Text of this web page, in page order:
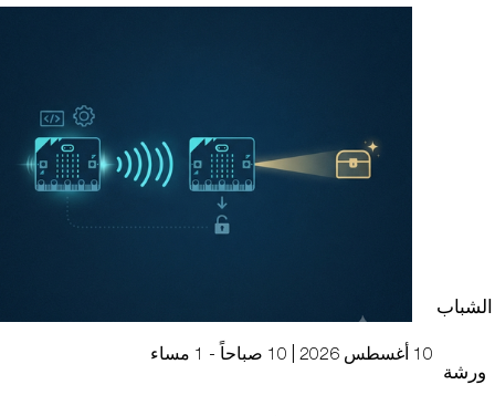
الشباب
ورشة
10 أغسطس 2026 | 10 صباحاً - 1 مساء